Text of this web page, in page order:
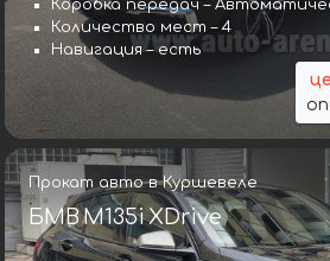
Коробка передач –
Количество мест – 4
Навигация – есть
Прокат авто в Куршевеле
БМВ M135i XDrive